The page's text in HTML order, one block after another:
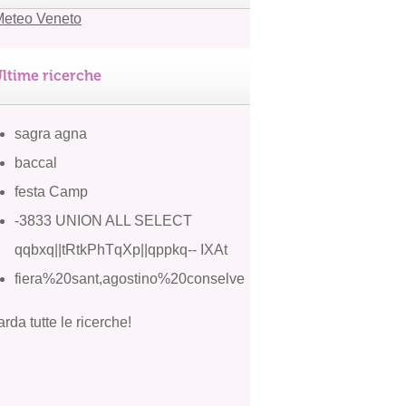
ricerche
sagra agna
baccal
festa Camp
-3833 UNION ALL SELECT
qqbxq||tRtkPhTqXp||qppkq-- IXAt
fiera%20sant,agostino%20conselve
tutte le ricerche!